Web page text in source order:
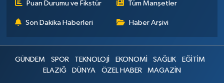
Puan Durumu ve Fikstür Tüm Manşetler
Son Dakika Haberleri Haber Arşivi
GÜNDEM SPOR TEKNOLOJİ EKONOMİ SAĞLIK
EĞİTİM
ELAZIĞ
DÜNYA ÖZEL HABER MAGAZİN